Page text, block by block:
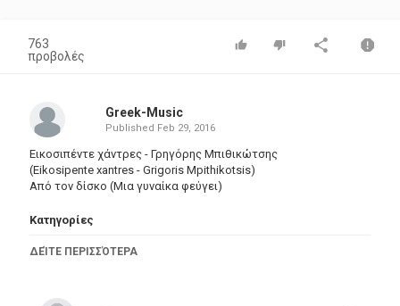
763
προβολές
Greek-Music
Published Feb 29, 2016
Εικοσιπέντε χάντρες - Γρηγόρης Μπιθικώτσης
(Eikosipente xantres - Grigoris Mpithikotsis)
Από τον δίσκο (Μια γυναίκα φεύγει)
Κατηγορίες
ΔΕΊΤΕ ΠΕΡΙΣΣΌΤΕΡΑ